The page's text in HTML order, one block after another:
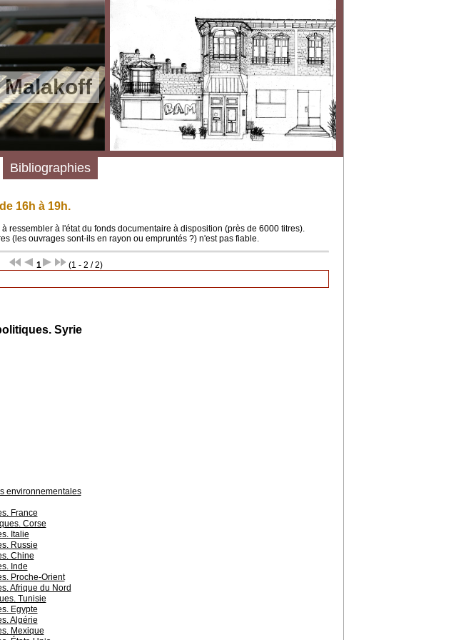
16h à 19h.
ressembler à l'état du fonds documentaire à disposition (près de 6000 titres).
(les ouvrages sont-ils en rayon ou empruntés ?) n'est pas fiable.
1
(1 - 2 / 2)
Syrie
environnementales
France
Corse
Italie
Russie
Chine
Inde
Proche-Orient
Afrique du Nord
Tunisie
Egypte
Algérie
Mexique
Bibliographies